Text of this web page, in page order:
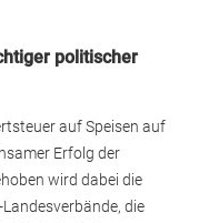
politischer
auf Speisen auf
Erfolg der
wird dabei die
die